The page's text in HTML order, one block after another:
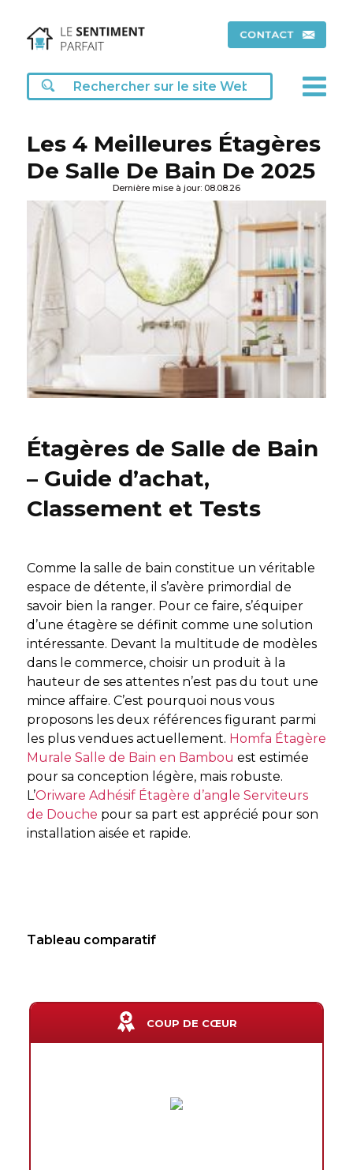
Les 4 Meilleures Étagères
De Salle De Bain De 2025
Dernière mise à jour: 08.08.26
Étagères de Salle de Bain
– Guide d’achat,
Classement et Tests
Comme la salle de bain constitue un véritable
espace de détente, il s’avère primordial de
savoir bien la ranger. Pour ce faire, s’équiper
d’une étagère se définit comme une solution
intéressante. Devant la multitude de modèles
dans le commerce, choisir un produit à la
hauteur de ses attentes n’est pas du tout une
mince affaire. C’est pourquoi nous vous
proposons les deux références figurant parmi
les plus vendues actuellement. Homfa Étagère
Murale Salle de Bain en Bambou est estimée
pour sa conception légère, mais robuste.
L’Oriware Adhésif Étagère d’angle Serviteurs
de Douche pour sa part est apprécié pour son
installation aisée et rapide.
Tableau comparatif
COUP DE CŒUR